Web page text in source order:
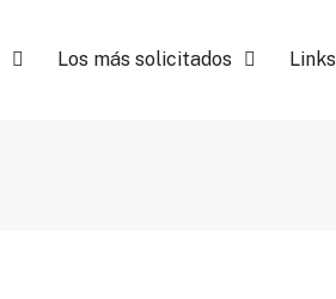
Los más solicitados Links